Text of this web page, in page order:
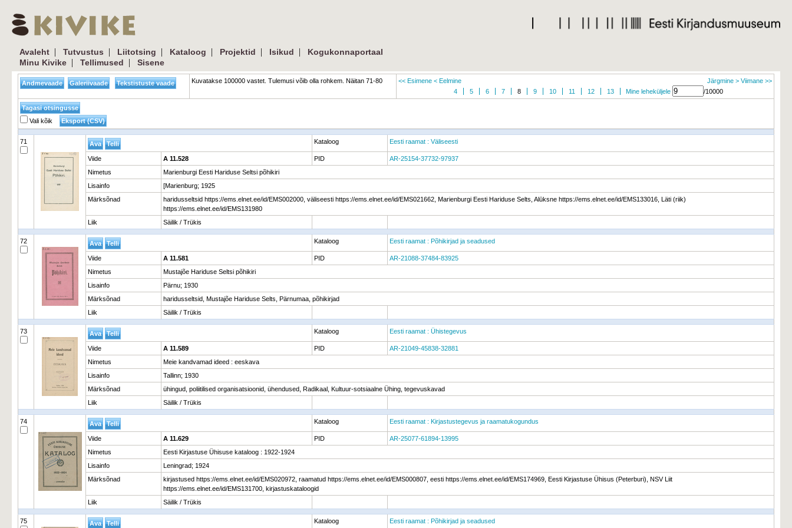
Avaleht | Tutvustus | Liitotsing | Kataloog | Projektid | Isikud |
Kogukonnaportaal
Minu Kivike | Tellimused | Sisene
Kuvatakse 100000 vastet. Tulemusi võib olla rohkem. Näitan 71-80 Järgmine > Viimane >>
<< Esimene < Eelmine
4
5 6 7 8 9 10 11 12 13 Mine leheküljele /10000
Vali kõik
71 Kataloog Eesti raamat : Väliseesti
Viide A 11.528 PID
AR-25154-37732-97937
Nimetus
Marienburgi Eesti Hariduse Seltsi põhikiri
Lisainfo
[Marienburg; 1925
Märksõnad
haridusseltsid https://ems.elnet.ee/id/EMS002000, väliseesti https://ems.elnet.ee/id/EMS021662, Marienburgi Eesti Hariduse Selts, Alūksne https://ems.elnet.ee/id/EMS133016, Läti (riik)
https://ems.elnet.ee/id/EMS131980
Liik
Säilik / Trükis
72 Kataloog Eesti raamat : Põhikirjad ja seadused
Viide A 11.581 PID
AR-21088-37484-83925
Nimetus
Mustajõe Hariduse Seltsi põhikiri
Lisainfo
Pärnu; 1930
Märksõnad
haridusseltsid, Mustajõe Hariduse Selts, Pärnumaa, põhikirjad
Liik
Säilik / Trükis
73 Kataloog Eesti raamat : Ühistegevus
Viide A 11.589 PID
AR-21049-45838-32881
Nimetus
Meie kandvamad ideed : eeskava
Lisainfo
Tallinn; 1930
Märksõnad
ühingud, poliitilised organisatsioonid, ühendused, Radikaal, Kultuur-sotsiaalne Ühing, tegevuskavad
Liik
Säilik / Trükis
74 Kataloog Eesti raamat : Kirjastustegevus ja raamatukogundus
Viide A 11.629 PID
AR-25077-61894-13995
Nimetus
Eesti Kirjastuse Ühisuse kataloog : 1922-1924
Lisainfo
Leningrad; 1924
Märksõnad
kirjastused https://ems.elnet.ee/id/EMS020972, raamatud https://ems.elnet.ee/id/EMS000807, eesti https://ems.elnet.ee/id/EMS174969, Eesti Kirjastuse Ühisus (Peterburi), NSV Liit
https://ems.elnet.ee/id/EMS131700, kirjastuskataloogid
Liik
Säilik / Trükis
75 Kataloog Eesti raamat : Põhikirjad ja seadused